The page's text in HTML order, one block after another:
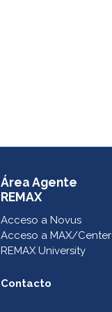
Área Agente
REMAX
Acceso a Novus
Acceso a MAX/Center
REMAX University
Contacto